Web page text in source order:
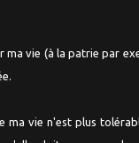
ma vie (à la patrie par
ma vie n'est plus